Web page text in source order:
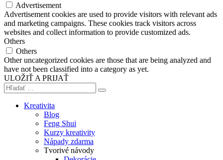
Advertisement
Advertisement cookies are used to provide visitors with relevant ads
and marketing campaigns. These cookies track visitors across
websites and collect information to provide customized ads.
Others
Others
Other uncategorized cookies are those that are being analyzed and
have not been classified into a category as yet.
ULOŽIŤ A PRIJAŤ
Kreativita
Blog
Feng Shui
Kurzy kreativity
Nápady zdarma
Tvorivé návody